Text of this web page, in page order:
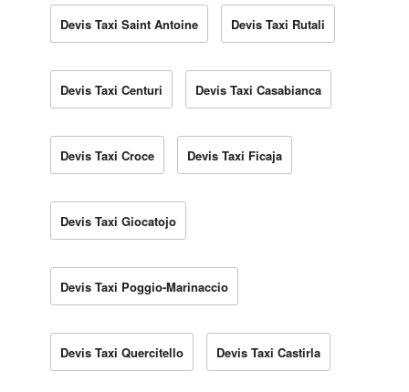
Devis Taxi Saint Antoine Devis Taxi Rutali
Devis Taxi Centuri Devis Taxi Casabianca
Devis Taxi Croce Devis Taxi Ficaja
Devis Taxi Giocatojo
Devis Taxi Poggio-Marinaccio
Devis Taxi Quercitello Devis Taxi Castirla